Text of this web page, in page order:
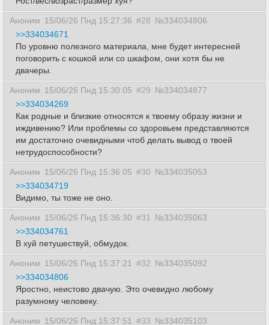
Аноним 15/06/26 Пнд 15:27:36 #28 №334034806
>>334034671
По уровню полезного материала, мне будет интересней
поговорить с кошкой или со шкафом, они хотя бы не
двачеры.
Аноним 15/06/26 Пнд 15:30:05 #29 №334034877
>>334034269
Как родные и близкие относятся к твоему образу жизни и
иждивению? Или проблемы со здоровьем представляются
им достаточно очевидными чтоб делать вывод о твоей
нетрудоспособности?
Аноним 15/06/26 Пнд 15:36:05 #30 №334035053
>>334034719
Видимо, ты тоже не оно.
Аноним 15/06/26 Пнд 15:36:30 #31
№334035063
>>334034761
В хуй петушествуй, обмудок.
Аноним 15/06/26 Пнд 15:37:21 #32 №334035092
>>334034806
Яростно, неистово двачую. Это очевидно любому
разумному человеку.
Аноним 15/06/26 Пнд 15:37:51 #33 №334035103